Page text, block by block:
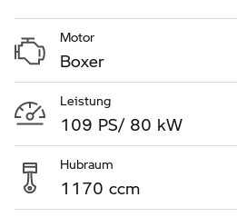
Motor
Boxer
Leistung
109 PS/ 80 kW
Hubraum
1170 ccm